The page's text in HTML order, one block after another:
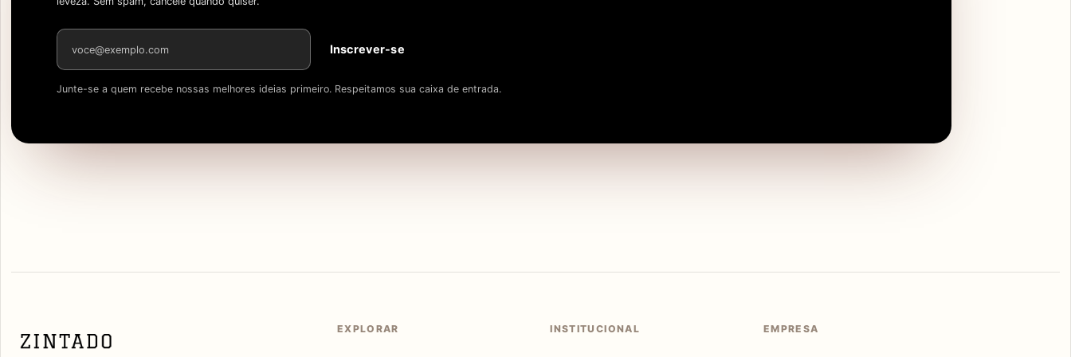
Endereço de e-mail
Inscrever-se
Junte-se a quem recebe nossas melhores ideias primeiro. Respeitamos sua caixa de entrada.
EXPLORAR INSTITUCIONAL EMPRESA